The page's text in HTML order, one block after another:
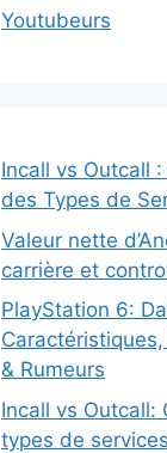
Youtubeurs
Incall vs Outcall
des Types de
Valeur nette
carrière et
PlayStation 6:
& Rumeurs
Incall vs Outcall:
types de services